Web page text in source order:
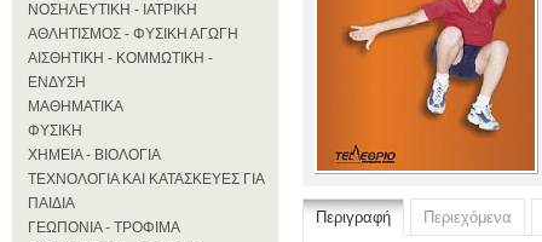
ΝΟΣΗΛΕΥΤΙΚΗ - ΙΑΤΡΙΚΗ
ΑΘΛΗΤΙΣΜΟΣ - ΦΥΣΙΚΗ ΑΓΩΓΗ
ΑΙΣΘΗΤΙΚΗ - ΚΟΜΜΩΤΙΚΗ -
ΕΝΔΥΣΗ
ΜΑΘΗΜΑΤΙΚΑ
ΦΥΣΙΚΗ
ΧΗΜΕΙΑ - ΒΙΟΛΟΓΙΑ
ΤΕΧΝΟΛΟΓΙΑ ΚΑΙ ΚΑΤΑΣΚΕΥΕΣ ΓΙΑ
ΠΑΙΔΙΑ
ΓΕΩΠΟΝΙΑ - ΤΡΟΦΙΜΑ
Περιγραφή Περιεχόμενα